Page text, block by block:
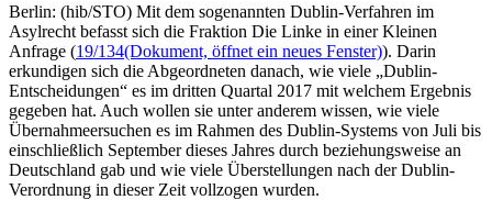
Berlin: (hib/STO) Mit dem sogenannten Dublin-Verfahren im
Asylrecht befasst sich die Fraktion Die Linke in einer Kleinen
Anfrage (19/134(Dokument, öffnet ein neues Fenster)). Darin
erkundigen sich die Abgeordneten danach, wie viele „Dublin-
Entscheidungen“ es im dritten Quartal 2017 mit welchem Ergebnis
gegeben hat. Auch wollen sie unter anderem wissen, wie viele
Übernahmeersuchen es im Rahmen des Dublin-Systems von Juli bis
einschließlich September dieses Jahres durch beziehungsweise an
Deutschland gab und wie viele Überstellungen nach der Dublin-
Verordnung in dieser Zeit vollzogen wurden.